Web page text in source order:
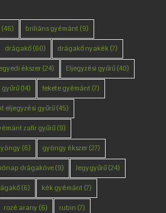
(46) briliáns gyémánt (9)
drágakő(60) drágakő nyakék(7)
egyedi ékszer(24) Eljegyzési gyűrű(40)
gyűrű(14) fekete gyémánt (7)
eljegyzési gyűrű(45)
zafír gyűrű(9)
(6) gyöngy ékszer(27)
drágaköve(9) Jegygyűrű(24)
(6) kék gyémánt (7)
rozé arany (6) rubin (7)